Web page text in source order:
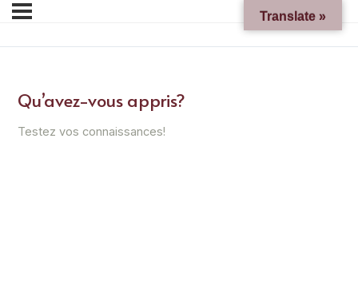
Qu’avez-vous appris?
Testez vos connaissances!
Translate »